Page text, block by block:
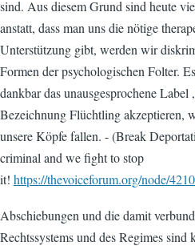
sind. Aus diesem Grund sind heute
anstatt, dass man uns die nötige
Unterstützung gibt, werden wir
Formen der psychologischen Folter.
dankbar das unausgesprochene Label
Bezeichnung Flüchtling akzeptieren,
unsere Köpfe fallen. - (Break
criminal and we fight to stop
it! https://thevoiceforum.org/node/4210
Abschiebungen und die damit
Rechtssystems und des Regimes